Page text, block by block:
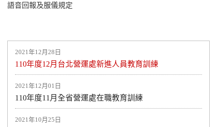
2021年12月28日
110年度12月台北營運處新進人員教育訓練
2021年12月01日
110年度11月全省營運處在職教育訓練
2021年10月25日
語音回報及服儀規定